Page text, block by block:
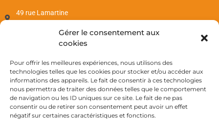
Gérer le consentement aux
cookies
Pour offrir les meilleures expériences, nous utilisons des
technologies telles que les cookies pour stocker et/ou accéder aux
informations des appareils. Le fait de consentir à ces technologies
nous permettra de traiter des données telles que le comportement
de navigation ou les ID uniques sur ce site. Le fait de ne pas
consentir ou de retirer son consentement peut avoir un effet
négatif sur certaines caractéristiques et fonctions.
49 rue Lamartine
contact@sewi.fr
+590 690 701 655
Mentions
Mentions Légales
CGV
Politique de Cookies